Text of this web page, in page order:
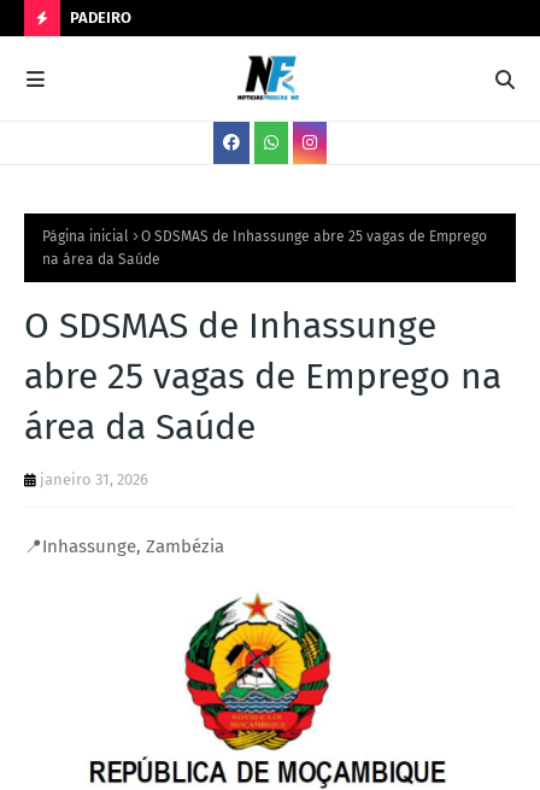
O
V
S
PADEIRO
Página inicial
O SDSMAS de Inhassunge abre 25 vagas de Emprego
na área da Saúde
O SDSMAS de Inhassunge
abre 25 vagas de Emprego na
área da Saúde
janeiro 31, 2026
📍Inhassunge, Zambézia